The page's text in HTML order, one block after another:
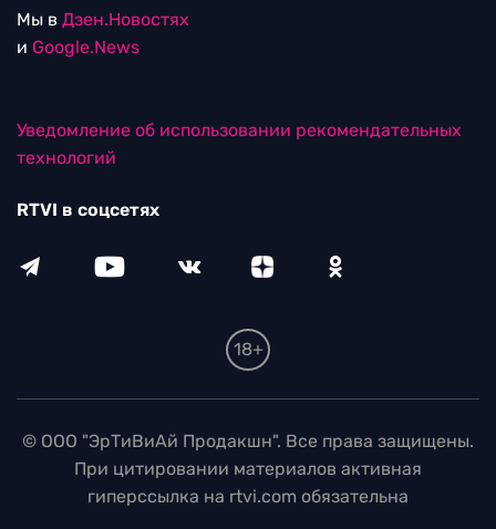
Мы в Дзен.Новостях
и Google.News
Уведомление об использовании рекомендательных
технологий
RTVI в соцсетях
18+
© ООО "ЭрТиВиАй Продакшн". Все права защищены.
При цитировании материалов активная
гиперссылка на rtvi.com обязательна